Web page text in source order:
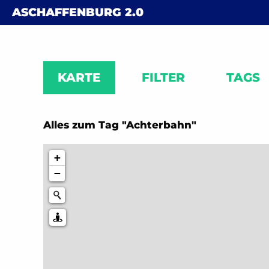
Skip to content
ASCHAFFENBURG 2.0
KARTE FILTER TAGS
Alles zum Tag "Achterbahn"
+
−